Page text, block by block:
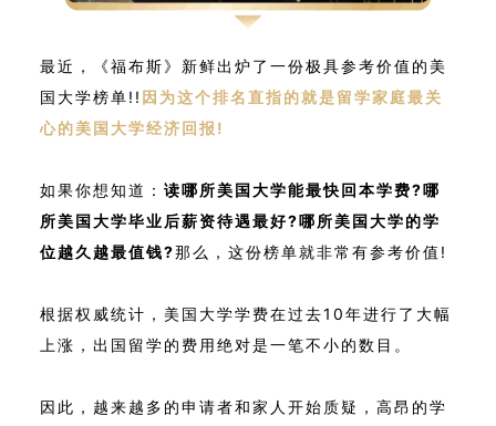
最近，《福布斯》新鲜出炉了一份极具参考价值的美
国大学榜单!! 因为这个排名直指的就是留学家庭最关
心的美国大学经济回报!
如果你想知道： 读哪所美国大学能最快回本学费?哪
所美国大学毕业后薪资待遇最好?哪所美国大学的学
位越久越最值钱?那么，这份榜单就非常有参考价值!
根据权威统计，美国大学学费在过去10年进行了大幅
上涨，出国留学的费用绝对是一笔不小的数目。
因此，越来越多的申请者和家人开始质疑，高昂的学